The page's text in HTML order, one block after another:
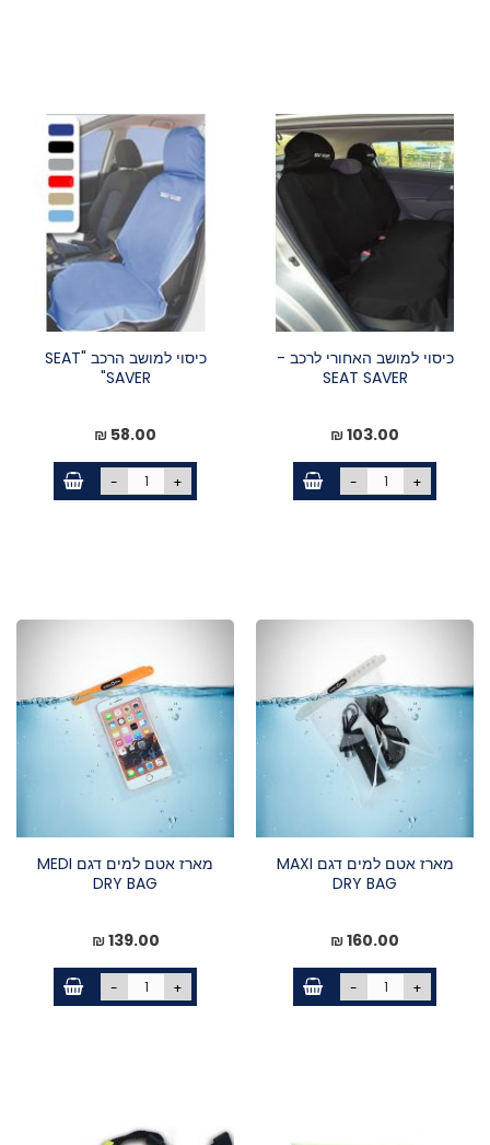
כיסוי למושב האחורי לרכב -
SEAT SAVER
103.00 ₪
- +
כיסוי למושב הרכב "SEAT
SAVER"
58.00 ₪
- +
מארז אטם למים דגם MAXI
DRY BAG
160.00 ₪
- +
מארז אטם למים דגם MEDI
DRY BAG
139.00 ₪
- +